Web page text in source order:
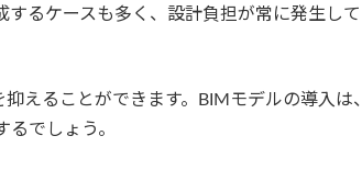
るケースも多く、設計負担が常に発生し
えることができます。BIMモデルの導入は、
でしょう。